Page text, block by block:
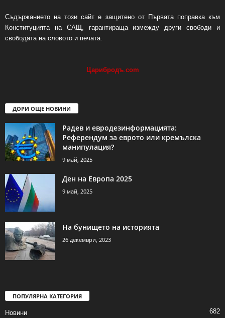
Съдържанието на този сайт е защитено от Първата поправка към
Конституцията на САЩ, гарантираща измежду други свободи и
свободата на словото и печата.
Царибродъ. com
ДОРИ ОЩЕ НОВИНИ
Радев и евродезинформацията:
Референдум за еврото или кремълска
манипулация?
9 май, 2025
Ден на Европа 2025
9 май, 2025
На бунището на историята
26 декември, 2023
ПОПУЛЯРНА КАТЕГОРИЯ
Новини 682